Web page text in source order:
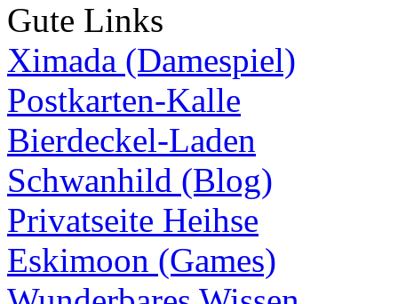
Gute Links
Ximada (Damespiel)
Postkarten-Kalle
Bierdeckel-Laden
Schwanhild (Blog)
Privatseite Heihse
Eskimoon (Games)